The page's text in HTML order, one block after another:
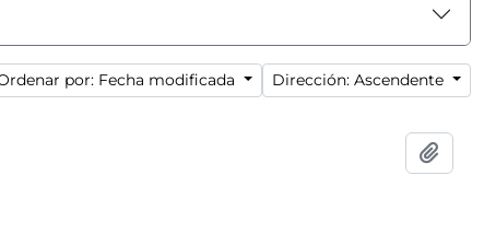
por: Fecha modificada Dirección: Ascendente